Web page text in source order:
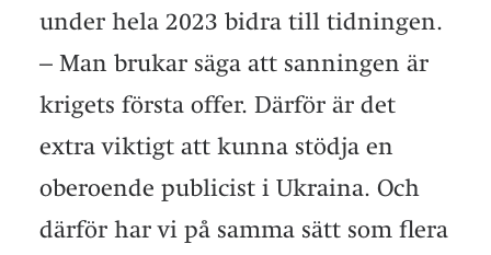
under hela 2023 bidra till tidningen.
– Man brukar säga att sanningen är
krigets första offer. Därför är det
extra viktigt att kunna stödja en
oberoende publicist i Ukraina. Och
därför har vi på samma sätt som flera